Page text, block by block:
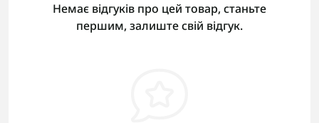
Немає відгуків про цей товар, станьте
першим, залиште свій відгук.